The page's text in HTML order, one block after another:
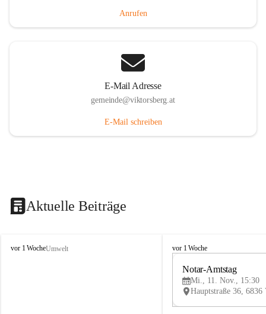
Anrufen
E-Mail Adresse
gemeinde@viktorsberg.at
E-Mail schreiben
Aktuelle Beiträge
V
vor 1 WocheUmwelt
V
vor 1 Woche
Notar-Amtstag
Mi., 11. Nov., 15:30